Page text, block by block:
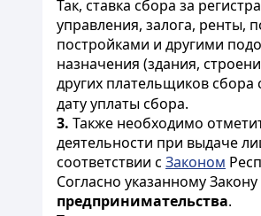
Так, ставка сбора за
управления, залога, ренты,
постройками и другими
назначения (здания,
других плательщиков сбора
дату уплаты сбора.
3. Также необходимо
деятельности при выдаче
соответствии с Законом
Согласно указанному
предпринимательства.